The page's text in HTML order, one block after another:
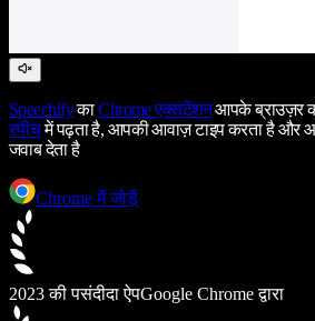
SpeechifyकाChrome एक्सटेंशनआपके ब्राउज़र
स्पीचमें पढ़ता है, आपकी आवाज़ टाइप करता है और
जवाब देता है
Chrome में जोड़ें
2023 की पसंदीदा ऐपGoogle Chrome द्वारा